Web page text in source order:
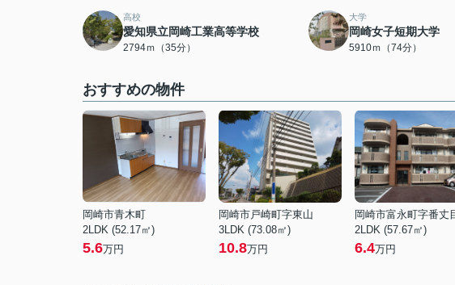
高校
愛知県立岡崎工業高等学校
2794ｍ（35分）
大学
岡崎女子短期大学
5910ｍ（74分）
おすすめの物件
岡崎市青木町
2LDK (52.17㎡)
5.6万円
岡崎市戸崎町字東山
3LDK (73.08㎡)
10.8万円
岡崎市富永町字番丈
2LDK (57.67㎡)
6.4万円